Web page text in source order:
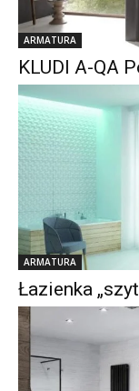
ARMATURA
KLUDI A-QA
ARMATURA
Łazienka